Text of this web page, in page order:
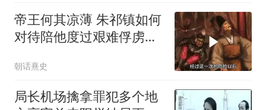
帝王何其凉薄 朱祁镇如何
对待陪他度过艰难俘虏生
朝话熹史
局长机场擒拿罪犯多个地